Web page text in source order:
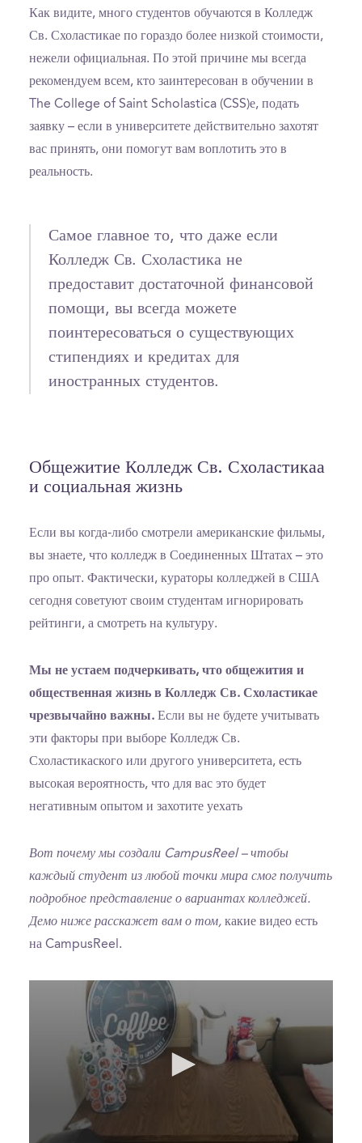
Как видите, много студентов обучаются в Колледж
Св. Схоластикае по гораздо более низкой стоимости,
нежели официальная. По этой причине мы всегда
рекомендуем всем, кто заинтересован в обучении в
The College of Saint Scholastica (CSS)е, подать
заявку – если в университете действительно захотят
вас принять, они помогут вам воплотить это в
реальность.
Самое главное то, что даже если
Колледж Св. Схоластика не
предоставит достаточной финансовой
помощи, вы всегда можете
поинтересоваться о существующих
стипендиях и кредитах для
иностранных студентов.
Общежитие Колледж Св. Схоластикаа
и социальная жизнь
Если вы когда-либо смотрели американские фильмы,
вы знаете, что колледж в Соединенных Штатах – это
про опыт. Фактически, кураторы колледжей в США
сегодня советуют своим студентам игнорировать
рейтинги, а смотреть на культуру.
Мы не устаем подчеркивать, что общежития и
общественная жизнь в Колледж Св. Схоластикае
чрезвычайно важны. Если вы не будете учитывать
эти факторы при выборе Колледж Св.
Схоластикаского или другого университета, есть
высокая вероятность, что для вас это будет
негативным опытом и захотите уехать
Вот почему мы создали CampusReel – чтобы
каждый студент из любой точки мира смог получить
подробное представление о вариантах колледжей.
Демо ниже расскажет вам о том, какие видео есть
на CampusReel.